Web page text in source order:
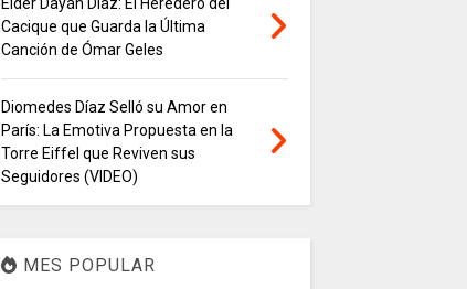
Elder Dayán Díaz: El Heredero del
Cacique que Guarda la Última
Canción de Ómar Geles
Diomedes Díaz Selló su Amor en
París: La Emotiva Propuesta en la
Torre Eiffel que Reviven sus
Seguidores (VIDEO)
MES POPULAR